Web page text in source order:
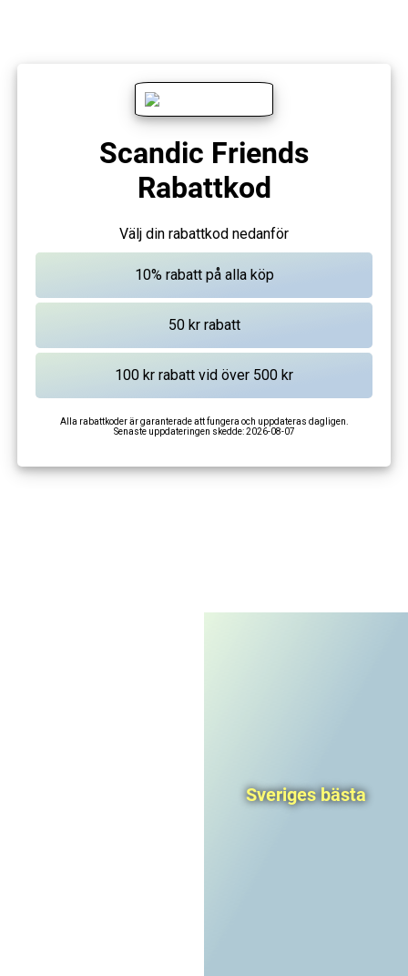
Scandic Friends
Rabattkod
Välj din rabattkod nedanför
Alla rabattkoder är garanterade att fungera och uppdateras dagligen.
Senaste uppdateringen skedde:2026-08-07
Sveriges bästa